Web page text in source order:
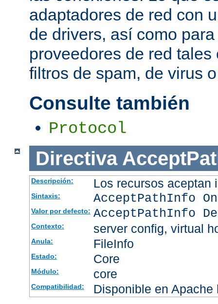
adaptadores de red con
de drivers, así como
proveedores de red
filtros de spam, de virus
Consulte también
Protocol
Directiva
Descripción: Los recursos aceptan
Sintaxis: AcceptPathInfo
Valor por defecto: AcceptPathInfo
Contexto: server config, virtual
Anula: FileInfo
Estado: Core
Módulo: core
Compatibilidad: Disponible en